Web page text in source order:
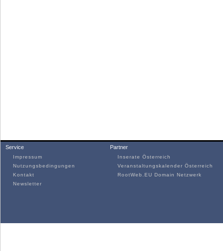
Service
Impressum
Nutzungsbedingungen
Kontakt
Newsletter
Partner
Inserate Österreich
Veranstaltungskalender Österreich
RootWeb.EU Domain Netzwerk